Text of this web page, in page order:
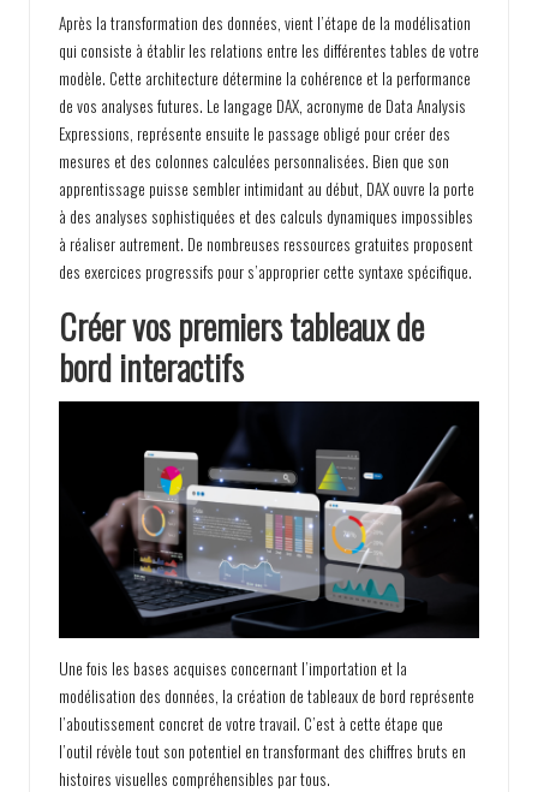
Après la transformation des données, vient l’étape de la modélisation
qui consiste à établir les relations entre les différentes tables de votre
modèle. Cette architecture détermine la cohérence et la performance
de vos analyses futures. Le langage DAX, acronyme de Data Analysis
Expressions, représente ensuite le passage obligé pour créer des
mesures et des colonnes calculées personnalisées. Bien que son
apprentissage puisse sembler intimidant au début, DAX ouvre la porte
à des analyses sophistiquées et des calculs dynamiques impossibles
à réaliser autrement. De nombreuses ressources gratuites proposent
des exercices progressifs pour s’approprier cette syntaxe spécifique.
Créer vos premiers tableaux de
bord interactifs
Une fois les bases acquises concernant l’importation et la
modélisation des données, la création de tableaux de bord représente
l’aboutissement concret de votre travail. C’est à cette étape que
l’outil révèle tout son potentiel en transformant des chiffres bruts en
histoires visuelles compréhensibles par tous.